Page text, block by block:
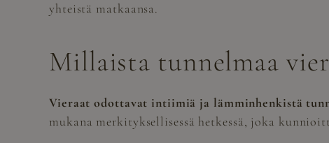
yhteistä matkaansa.
Millaista tunnelmaa
Vieraat odottavat intiimiä ja lämminhenkistä
mukana merkityksellisessä hetkessä, joka